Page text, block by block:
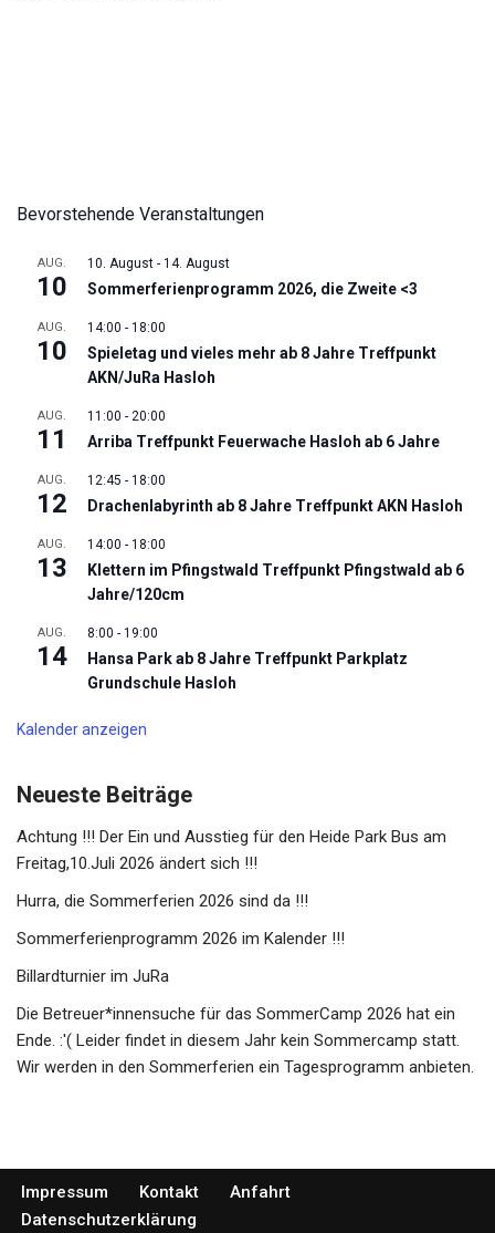
Bevorstehende Veranstaltungen
AUG.
10
10. August - 14. August
Sommerferienprogramm 2026, die Zweite <3
AUG.
10
14:00 - 18:00
Spieletag und vieles mehr ab 8 Jahre Treffpunkt
AKN/JuRa Hasloh
AUG.
11
11:00 - 20:00
Arriba Treffpunkt Feuerwache Hasloh ab 6 Jahre
AUG.
12
12:45 - 18:00
Drachenlabyrinth ab 8 Jahre Treffpunkt AKN Hasloh
AUG.
13
14:00 - 18:00
Klettern im Pfingstwald Treffpunkt Pfingstwald ab 6
Jahre/120cm
AUG.
14
8:00 - 19:00
Hansa Park ab 8 Jahre Treffpunkt Parkplatz
Grundschule Hasloh
Kalender anzeigen
Neueste Beiträge
Achtung !!! Der Ein und Ausstieg für den Heide Park Bus am
Freitag,10.Juli 2026 ändert sich !!!
Hurra, die Sommerferien 2026 sind da !!!
Sommerferienprogramm 2026 im Kalender !!!
Billardturnier im JuRa
Die Betreuer*innensuche für das SommerCamp 2026 hat ein
Ende. :'( Leider findet in diesem Jahr kein Sommercamp statt.
Wir werden in den Sommerferien ein Tagesprogramm anbieten.
Impressum Kontakt
Anfahrt
Datenschutzerklärung